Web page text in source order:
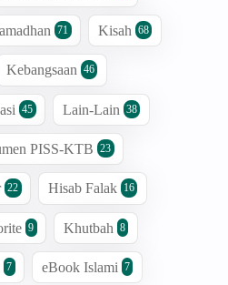
71 Kisah 68
Kebangsaan 46
45 Lain-Lain 38
PISS-KTB 23
22 Hisab Falak 16
9 Khutbah 8
7 eBook Islami 7